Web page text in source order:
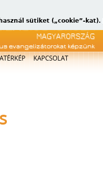
sütiket („cookie”-kat).
evangelizátorokat képzünk
KAPCSOLAT